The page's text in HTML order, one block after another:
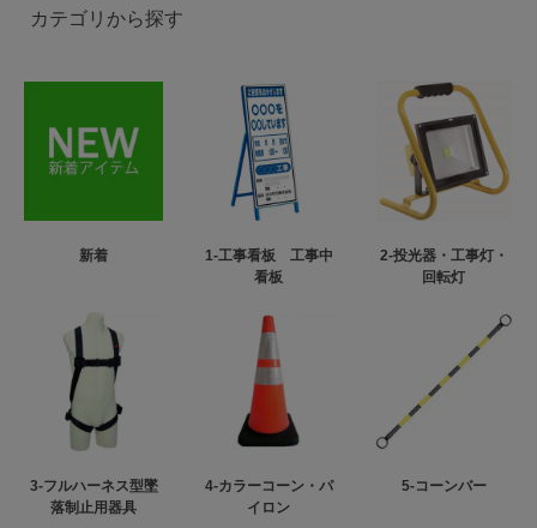
カテゴリから探す
新着
1-工事看板 工事中
看板
2-投光器・工事灯・
回転灯
3-フルハーネス型墜
落制止用器具
4-カラーコーン・パ
イロン
5-コーンバー